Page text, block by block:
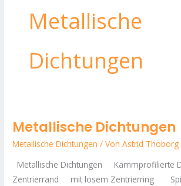
Metallische
Dichtungen
Metallische Dichtungen
Metallische Dichtungen / VonAstrid Thoborg
Metallische Dichtungen
Zentrierrand mit losem Zentrierring
Metallische
Dichtungen